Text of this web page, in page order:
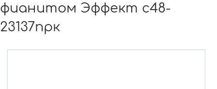
фианитом Эффект с48-
23137прк